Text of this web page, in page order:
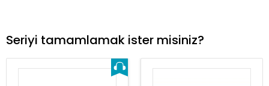
Seriyi tamamlamak ister misiniz?